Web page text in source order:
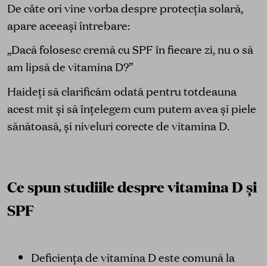
De câte ori vine vorba despre protecția solară,
apare aceeași întrebare:
„Dacă folosesc cremă cu SPF în fiecare zi, nu o să
am lipsă de vitamina D?”
Haideți să clarificăm odată pentru totdeauna
acest mit și să înțelegem cum putem avea și piele
sănătoasă, și niveluri corecte de vitamina D.
Ce spun studiile despre vitamina D și
SPF
Deficiența de vitamina D este comună la